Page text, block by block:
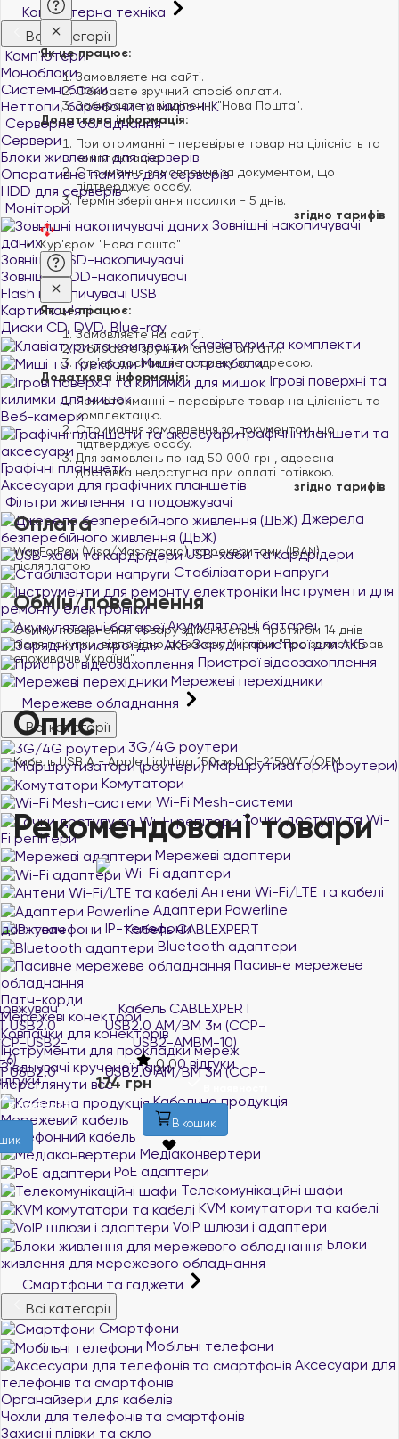
Комп'ютерна техніка
Всі категорії
Комп'ютери
Моноблоки
Системні блоки
Неттопи, баребони та мікро-ПК
Серверне обладнання
Сервери
Блоки живлення для серверів
Оперативна пам`ять для серверів
HDD для серверів
Монітори
Зовнішні накопичувачі
даних
Зовнішні SSD-накопичувачі
Зовнішні HDD-накопичувачі
Flash накопичувачі USB
Карти пам'яті
Диски CD, DVD, Blue-ray
Клавіатури та комплекти
Миші та трекболи
Ігрові поверхні та
килимки для мишок
Веб-камери
Графічні планшети та
аксесуари
Графічні планшети
Аксесуари для графічних планшетів
Фільтри живлення та подовжувачі
Джерела
безперебійного живлення (ДБЖ)
USB-хаби та кардрідери
Стабілізатори напруги
Інструменти для
ремонту електроніки
Акумуляторні батареї
Зарядні пристрої для АКБ
Пристрої відеозахоплення
Мережеві перехідники
Мережеве обладнання
Всі категорії
3G/4G роутери
Маршрутизатори (роутери)
Комутатори
Wi-Fi Mesh-системи
Точки доступу та Wi-
Fi репітери
Мережеві адаптери
Wi-Fi адаптери
Антени Wi-Fi/LTE та кабелі
Адаптери Powerline
IP-телефони
Bluetooth адаптери
Пасивне мережеве
обладнання
Патч-корди
Мережеві конектори
Ковпачки для конекторів
Інструменти для прокладки мереж
З'єднувачі крученої пари
переглянути все
Кабельна продукція
Мережевий кабель
Телефонний кабель
Медіаконвертери
PoE адаптери
Телекомунікаційні шафи
KVM комутатори та кабелі
VoIP шлюзи і адаптери
Блоки
живлення для мережевого обладнання
Смартфони та гаджети
Всі категорії
Смартфони
Мобільні телефони
Аксесуари для
телефонів та смартфонів
Органайзери для кабелів
Чохли для телефонів та смартфонів
Захисні плівки та скло
Як це працює:
Замовляєте на сайті.
Обираєте зручний спосіб оплати.
Забираєте у відділенні "Нова Пошта".
Додаткова інформація:
При отриманні - перевірьте товар на цілісність та
комплектацію.
Отримання замовлення за документом, що
підтверджує особу.
Термін зберігання посилки - 5 днів.
згідно тарифів
Кур'єром "Нова пошта"
Як це працює:
Замовляєте на сайті.
Обираєте зручний спосіб оплати.
Курʼєр доставляє посилку за адресою.
Додаткова інформація:
При отриманні - перевірьте товар на цілісність та
комплектацію.
Отримання замовлення за документом, що
підтверджує особу.
Для замовлень понад 50 000 грн, адресна
доставка недоступна при оплаті готівкою.
згідно тарифів
Оплата
WayForPay (Visa/Mastercard), за реквізитами (IBAN),
післяплатою
Обмін/повернення
Обмін і повернення товару здійснюється протягом 14 днів
після покупки, відповідно до закону України "Про захист прав
споживачів України".
Опис
Кабель USB A - Apple Lighting 150см DCI-2150WT/OEM
Рекомендовані товари
Кабель CABLEXPERT
USB2.0 AM/BM 3м (CCP-
USB2-AMBM-10)
0.00 відгуки
В наявності
174 грн
В кошик
Кабель-подовжувач
CABLEXPERT USB2.0
AM/AF 1.8м (CCF-USB2-
174 грн